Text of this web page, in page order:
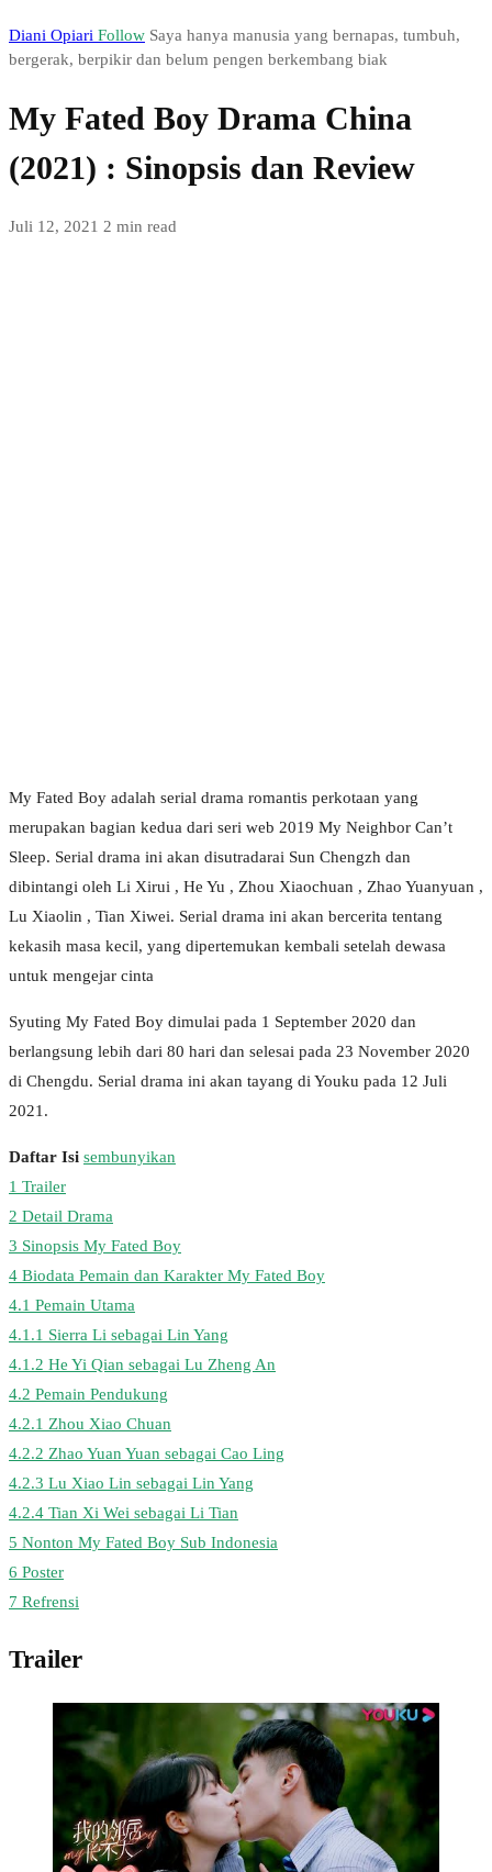
Diani Opiari Follow Saya hanya manusia yang bernapas, tumbuh,
bergerak, berpikir dan belum pengen berkembang biak
My Fated Boy Drama China
(2021) : Sinopsis dan Review
Juli 12, 2021 2 min read
My Fated Boy adalah serial drama romantis perkotaan yang
merupakan bagian kedua dari seri web 2019 My Neighbor Can’t
Sleep. Serial drama ini akan disutradarai Sun Chengzh dan
dibintangi oleh Li Xirui , He Yu , Zhou Xiaochuan , Zhao Yuanyuan ,
Lu Xiaolin , Tian Xiwei. Serial drama ini akan bercerita tentang
kekasih masa kecil, yang dipertemukan kembali setelah dewasa
untuk mengejar cinta
Syuting My Fated Boy dimulai pada 1 September 2020 dan
berlangsung lebih dari 80 hari dan selesai pada 23 November 2020
di Chengdu. Serial drama ini akan tayang di Youku pada 12 Juli
2021.
Daftar Isi sembunyikan
1 Trailer
2 Detail Drama
3 Sinopsis My Fated Boy
4 Biodata Pemain dan Karakter My Fated Boy
4.1 Pemain Utama
4.1.1 Sierra Li sebagai Lin Yang
4.1.2 He Yi Qian sebagai Lu Zheng An
4.2 Pemain Pendukung
4.2.1 Zhou Xiao Chuan
4.2.2 Zhao Yuan Yuan sebagai Cao Ling
4.2.3 Lu Xiao Lin sebagai Lin Yang
4.2.4 Tian Xi Wei sebagai Li Tian
5 Nonton My Fated Boy Sub Indonesia
6 Poster
7 Refrensi
Trailer